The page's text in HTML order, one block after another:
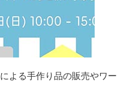
よる手作り品の販売やワー